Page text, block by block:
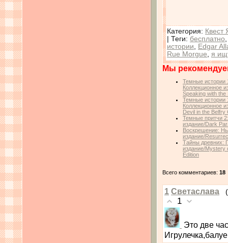
Категория: Квест
| Теги: бесплатно
истории
Edgar
Rue Morgue
я
Мы
Темные истории
Коллекционное
Speaking with the
Темные истории
Коллекционное
Devil in the Belfry
Темные притчи
издание/Dark
Воскрешение:
издание/
Тайны древних:
издание/Mystery
Edition
Всего комментариев: 18
1 Светаслава
1
Это две